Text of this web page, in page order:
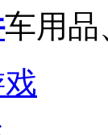
车用品